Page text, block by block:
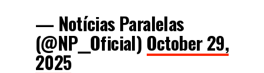
— Notícias Paralelas
(@NP__Oficial) October 29,
2025